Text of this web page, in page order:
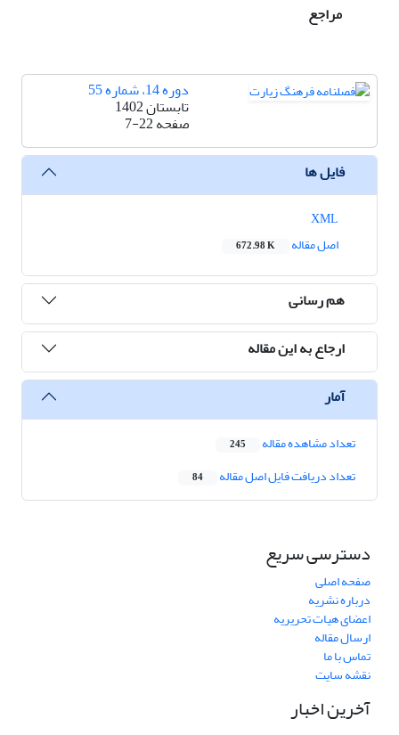
مراجع
دوره 14، شماره 55
تابستان 1402
صفحه7-22
فایل ها
اصل مقاله
672.98 K
هم رسانی
ارجاع به این مقاله
آمار
تعداد مشاهده مقاله 245
تعداد دریافت فایل اصل مقاله 84
دسترسی سریع
صفحه اصلی
درباره نشریه
اعضای هیات تحریریه
ارسال مقاله
تماس با ما
نقشه سایت
آخرین اخبار